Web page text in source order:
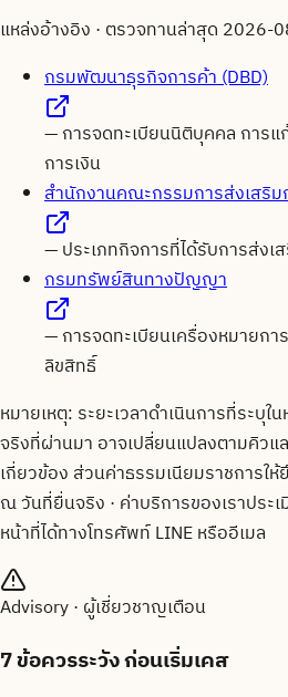
แหล่งอ้างอิง · ตรวจทานล่าสุด 2026-
กรมพัฒนาธุรกิจการค้า (DBD)
—การจดทะเบียนนิติบุคคล การแ
การเงิน
สำนักงานคณะกรรมการส่งเสริม
—ประเภทกิจการที่ได้รับการส่งเ
กรมทรัพย์สินทางปัญญา
—การจดทะเบียนเครื่องหมายก
ลิขสิทธิ์
หมายเหตุ: ระยะเวลาดำเนินการที่ระบุ
จริงที่ผ่านมา อาจเปลี่ยนแปลงตามคิว
เกี่ยวข้อง ส่วนค่าธรรมเนียมราชการใ
ณ วันที่ยื่นจริง · ค่าบริการของเราประ
หน้าที่ได้ทางโทรศัพท์ LINE หรืออีเมล
Advisory · ผู้เชี่ยวชาญเตือน
7ข้อควรระวัง ก่อนเริ่มเคส